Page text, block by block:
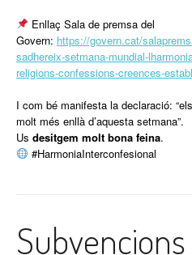
Enllaç Sala de premsa del
Govern: https://govern.cat/
sadhereix-setmana-mundial-
religions-confessions-creences-
I com bé manifesta la declaració:
molt més enllà d’aquesta setmana”.
Us desitgem molt bona feina.
#HarmoniaInterconfesional